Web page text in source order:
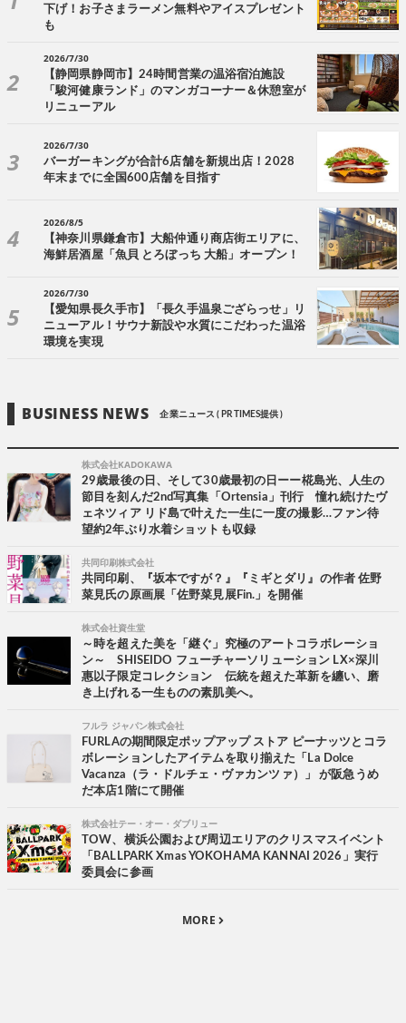
下げ！お子さまラーメン無料やアイスプレゼント
も
2026/7/30
【静岡県静岡市】24時間営業の温浴宿泊施設
「駿河健康ランド」のマンガコーナー＆休憩室が
リニューアル
2026/7/30
バーガーキングが合計6店舗を新規出店！2028
年末までに全国600店舗を目指す
2026/8/5
【神奈川県鎌倉市】大船仲通り商店街エリアに、
海鮮居酒屋「魚貝 とろぼっち 大船」オープン！
2026/7/30
【愛知県長久手市】「長久手温泉ござらっせ」リ
ニューアル！サウナ新設や水質にこだわった温浴
環境を実現
BUSINESS NEWS 企業ニュース ( PR TIMES提供 )
株式会社KADOKAWA
29歳最後の日、そして30歳最初の日ーー椛島光、人生の
節目を刻んだ2nd写真集「Ortensia」刊行 憧れ続けたヴ
ェネツィア リド島で叶えた一生に一度の撮影…ファン待
望約2年ぶり水着ショットも収録
共同印刷株式会社
共同印刷、『坂本ですが？』『ミギとダリ』の作者 佐野
菜見氏の原画展「佐野菜見展Fin.」を開催
株式会社資生堂
～時を超えた美を「継ぐ」究極のアートコラボレーショ
ン～ SHISEIDO フューチャーソリューション LX×深川
惠以子限定コレクション 伝統を超えた革新を纏い、磨
き上げれる一生ものの素肌美へ。
フルラ ジャパン株式会社
FURLAの期間限定ポップアップ ストア ピーナッツとコラ
ボレーションしたアイテムを取り揃えた「La Dolce
Vacanza（ラ・ドルチェ・ヴァカンツァ）」 が阪急うめ
だ本店1階にて開催
株式会社テー・オー・ダブリュー
TOW、横浜公園および周辺エリアのクリスマスイベント
「BALLPARK Xmas YOKOHAMA KANNAI 2026」実行
委員会に参画
MORE